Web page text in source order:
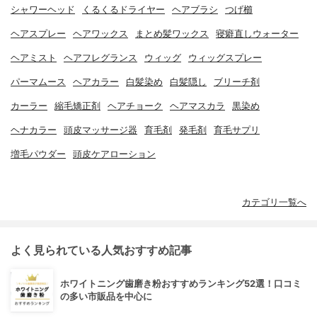
シャワーヘッド くるくるドライヤー ヘアブラシ つげ櫛
ヘアスプレー ヘアワックス まとめ髪ワックス 寝癖直しウォーター
ヘアミスト ヘアフレグランス ウィッグ ウィッグスプレー
パーマムース ヘアカラー 白髪染め 白髪隠し ブリーチ剤
カーラー 縮毛矯正剤 ヘアチョーク ヘアマスカラ 黒染め
ヘナカラー 頭皮マッサージ器 育毛剤 発毛剤 育毛サプリ
増毛パウダー 頭皮ケアローション
カテゴリ一覧へ
よく見られている人気おすすめ記事
ホワイトニング歯磨き粉おすすめランキング52選！口コミ
の多い市販品を中心に